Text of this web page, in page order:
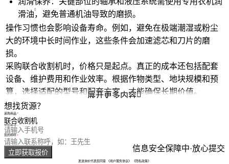
滑油，避免普通机油导致的磨损。
操作习惯也会影响设备寿命。例如，避免在极端潮湿或粉尘
大的环境中长时间作业，这些条件会加速滤芯和刀片的磨
损。
采购联合收割机时，价格只是起点。真正的成本还包括配套
设备、维护费用和作业效率。根据作物类型、地块规模和预
算，选择适配的型号和配套方案，才能确保长期价值。
展开更多内容
想找货源？
采购商品
您的电话
您的称呼
立即获取报价 信息安全保障中·放心提交
发送询价代表您同意 《用户服务协议》 《隐私政策》